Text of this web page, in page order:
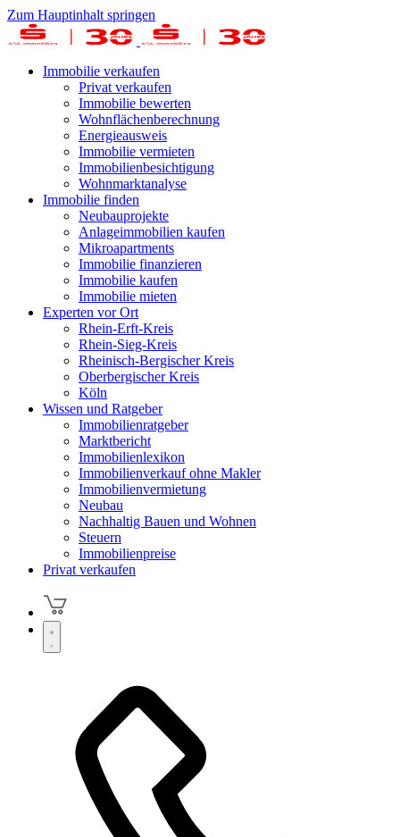
Zum Hauptinhalt springen
Immobilie verkaufen
Privat verkaufen
Immobilie bewerten
Wohnflächenberechnung
Energieausweis
Immobilie vermieten
Immobilienbesichtigung
Wohnmarktanalyse
Immobilie finden
Neubauprojekte
Anlageimmobilien kaufen
Mikroapartments
Immobilie finanzieren
Immobilie kaufen
Immobilie mieten
Experten vor Ort
Rhein-Erft-Kreis
Rhein-Sieg-Kreis
Rheinisch-Bergischer Kreis
Oberbergischer Kreis
Köln
Wissen und Ratgeber
Immobilienratgeber
Marktbericht
Immobilienlexikon
Immobilienverkauf ohne Makler
Immobilienvermietung
Neubau
Nachhaltig Bauen und Wohnen
Steuern
Immobilienpreise
Privat verkaufen